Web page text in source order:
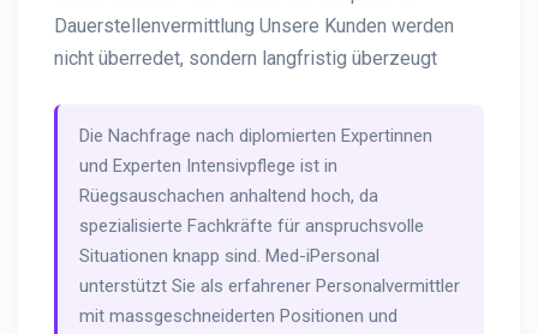
Dauerstellenvermittlung Unsere Kunden werden
nicht überredet, sondern langfristig überzeugt
Die Nachfrage nach diplomierten Expertinnen
und Experten Intensivpflege ist in
Rüegsauschachen anhaltend hoch, da
spezialisierte Fachkräfte für anspruchsvolle
Situationen knapp sind. Med-iPersonal
unterstützt Sie als erfahrener Personalvermittler
mit massgeschneiderten Positionen und